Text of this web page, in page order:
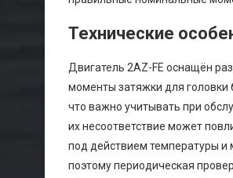
Технические
Двигатель 2AZ-FE оснащён
моменты затяжки для головки
что важно учитывать при
их несоответствие может
под действием температуры и
поэтому периодическая